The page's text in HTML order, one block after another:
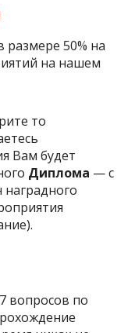
размере 50% на
на нашем
то
Вам будет
Диплома — с
вопросов по